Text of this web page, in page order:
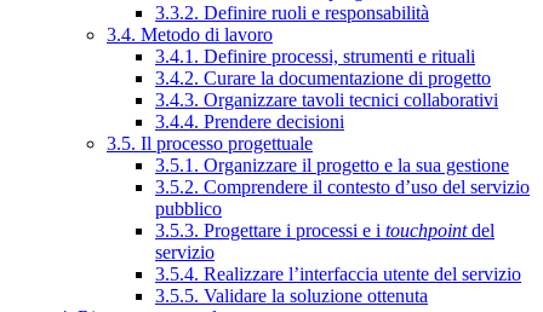
3.3.2. Definire ruoli e responsabilità
3.4. Metodo di lavoro
3.4.1. Definire processi, strumenti e rituali
3.4.2. Curare la documentazione di progetto
3.4.3. Organizzare tavoli tecnici collaborativi
3.4.4. Prendere decisioni
3.5. Il processo progettuale
3.5.1. Organizzare il progetto e la sua gestione
3.5.2. Comprendere il contesto d’uso del servizio
pubblico
3.5.3. Progettare i processi e i touchpointdel
servizio
3.5.4. Realizzare l’interfaccia utente del servizio
3.5.5. Validare la soluzione ottenuta